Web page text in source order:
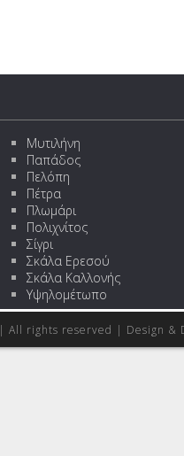
Μυτιλήνη
Παπάδος
Πελόπη
Πέτρα
Πλωμάρι
Πολιχνίτος
Σίγρι
Σκάλα Ερεσού
Σκάλα Καλλονής
Υψηλομέτωπο
| All rights reserved | Design &